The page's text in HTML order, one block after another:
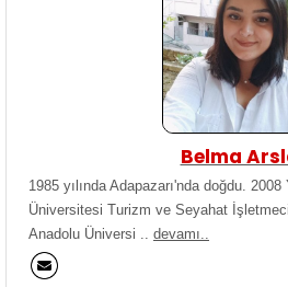
Belma
1985 yılında Adapazarı'nda doğdu. 2008
Üniversitesi Turizm ve Seyahat
Anadolu Üniversi .. devamı..